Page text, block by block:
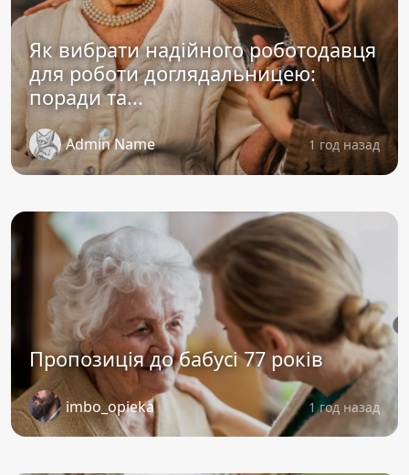
Як вибрати надійного роботодавця
для роботи доглядальницею:
поради та...
Admin Name 1 год назад
Пропозиція до бабусі 77 років
imbo_opieka 1 год назад